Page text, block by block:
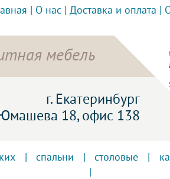
О нас Доставка и оплата
мебель
г. Екатеринбург
18, офис 138
спальни столовые